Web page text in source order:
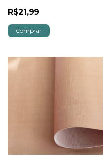
R$21,99